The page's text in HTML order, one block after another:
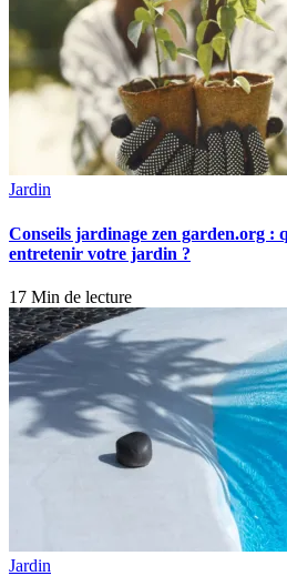
Jardin
Conseils jardinage zen garden.org :
entretenir votre jardin ?
17 Min de lecture
Jardin